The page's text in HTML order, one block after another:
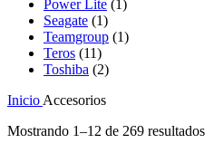
Power Lite (1)
Seagate (1)
Teamgroup (1)
Teros (11)
Toshiba (2)
Inicio Accesorios
Mostrando 1–12 de 269 resultados